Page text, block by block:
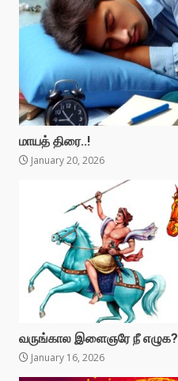
மாயத் திரை..!
January 20, 2026
வருங்கால இளைஞரே நீ எழுக?
January 16, 2026